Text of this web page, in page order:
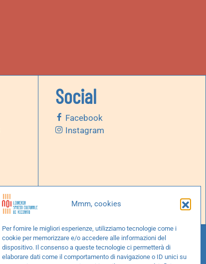
Mmm, cookies
Per fornire le migliori esperienze, utilizziamo tecnologie come i
cookie per memorizzare e/o accedere alle informazioni del
dispositivo. Il consenso a queste tecnologie ci permetterà di
elaborare dati come il comportamento di navigazione o ID unici su
Social
Facebook
Instagram